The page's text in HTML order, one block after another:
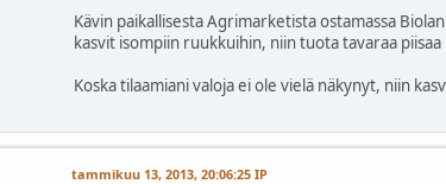
Kävin paikallisesta Agrimarketista ostamassa
kasvit isompiin ruukkuihin, niin tuota tavaraa piisaa
Koska tilaamiani valoja ei ole vielä näkynyt, niin
tammikuu 13, 2013, 20:06:25 IP